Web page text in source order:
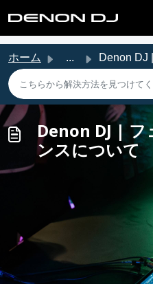
ホーム ... Denon DJ | フェーダーの
Denon DJ | フ
ンスについて